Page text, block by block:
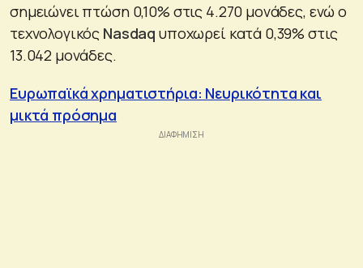
σημειώνει πτώση 0,10% στις 4.270 μονάδες, ενώ ο
τεχνολογικός Nasdaq υποχωρεί κατά 0,39% στις
13.042 μονάδες.
Ευρωπαϊκά χρηματιστήρια: Νευρικότητα και
μικτά πρόσημα